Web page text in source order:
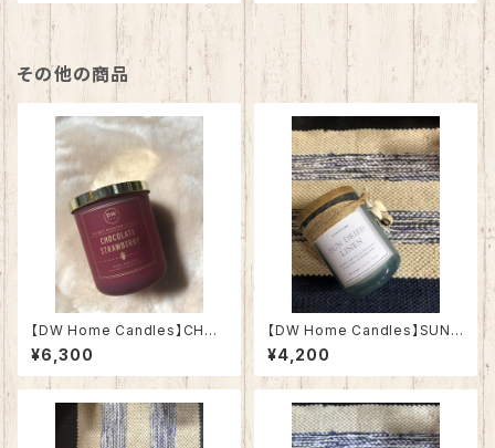
その他の商品
【DW Home Candles】CHOC
OLATE STRAWBERRY 9.3o
z【アロマキャンドル】
¥6,300
【DW Home Candles】SUN
DRIED LINEN 3.8oz【アロマ
キャンドル】
¥4,200